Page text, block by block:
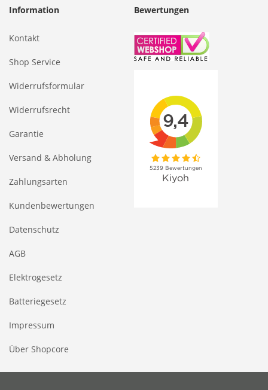
Information
Kontakt
Shop Service
Widerrufsformular
Widerrufsrecht
Garantie
Versand & Abholung
Zahlungsarten
Kundenbewertungen
Datenschutz
AGB
Elektrogesetz
Batteriegesetz
Impressum
Über Shopcore
Bewertungen